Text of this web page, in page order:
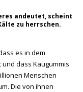
andeutet, scheint
zu herrschen.
es in dem
dass Kaugummis
Menschen
Die von ihnen